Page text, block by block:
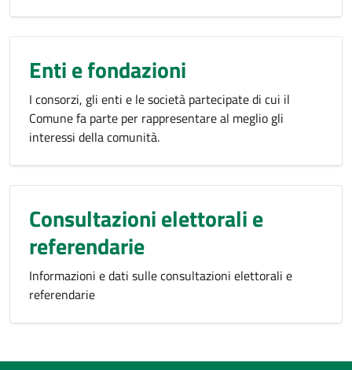
Enti e fondazioni
I consorzi, gli enti e le società partecipate di cui il
Comune fa parte per rappresentare al meglio gli
interessi della comunità.
Consultazioni elettorali e
referendarie
Informazioni e dati sulle consultazioni elettorali e
referendarie